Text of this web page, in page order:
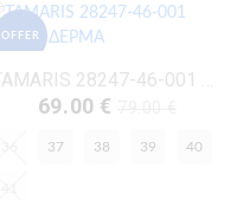
OFFER
69.00 €
37 38 39 40